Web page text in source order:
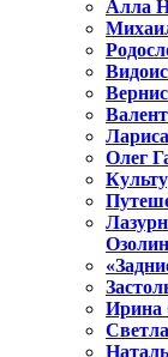
Алла
Олег
Ирина